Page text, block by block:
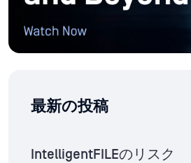
最新の投稿
IntelligentFILEのリスク